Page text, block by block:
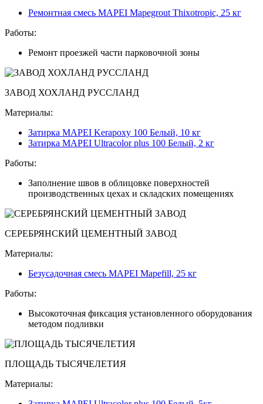
Ремонтная смесь MAPEI Mapegrout Thixotropic, 25 кг
Работы:
Ремонт проезжей части парковочной зоны
ЗАВОД ХОХЛАНД РУССЛАНД
Материалы:
Затирка MAPEI Kerapoxy 100 Белый, 10 кг
Затирка MAPEI Ultracolor plus 100 Белый, 2 кг
Работы:
Заполнение швов в облицовке поверхностей
производственных цехах и складских помещениях
СЕРЕБРЯНСКИЙ ЦЕМЕНТНЫЙ ЗАВОД
Материалы:
Безусадочная смесь MAPEI Mapefill, 25 кг
Работы:
Высокоточная фиксация установленного оборудования
методом подливки
ПЛОЩАДЬ ТЫСЯЧЕЛЕТИЯ
Материалы: